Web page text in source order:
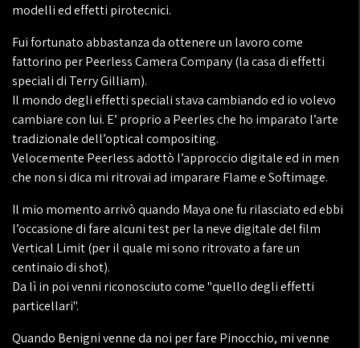
modelli ed effetti pirotecnici.
Fui fortunato abbastanza da ottenere un lavoro come
fattorino per Peerless Camera Company (la casa di effetti
speciali di Terry Gilliam).
Il mondo degli effetti speciali stava cambiando ed io volevo
cambiare con lui. E’ proprio a Peerles che ho imparato l’arte
tradizionale dell’optical compositing.
Velocemente Peerless adottò l’approccio digitale ed in men
che non si dica mi ritrovai ad imparare Flame e Softimage.
Il mio momento arrivò quando Maya one fu rilasciato ed ebbi
l’occasione di fare alcuni test per la neve digitale del film
Vertical Limit (per il quale mi sono ritrovato a fare un
centinaio di shot).
Da lì in poi venni riconosciuto come "quello degli effetti
particellari".
Quando Benigni venne da noi per fare Pinocchio, mi venne